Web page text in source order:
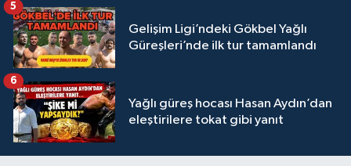
Gelişim Ligi’ndeki Gökbel Yağlı
Güreşleri’nde ilk tur tamamlandı
5
Yağlı güreş hocası Hasan Aydın’dan
eleştirilere tokat gibi yanıt
6